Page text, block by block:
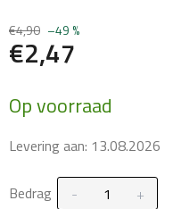
€4,90 –49 %
€2,47
prijs:
Op voorraad
Levering aan: 13.08.2026
Bedrag